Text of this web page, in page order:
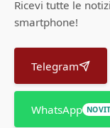
Ricevi tutte le
smartphone!
Telegram
WhatsApp